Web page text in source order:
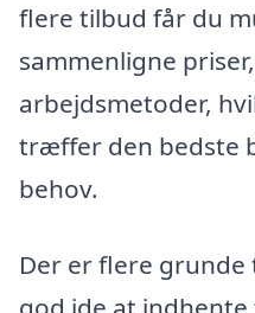
flere tilbud får du
sammenligne
arbejdsmetoder,
træffer den bedste
behov.
Der er flere